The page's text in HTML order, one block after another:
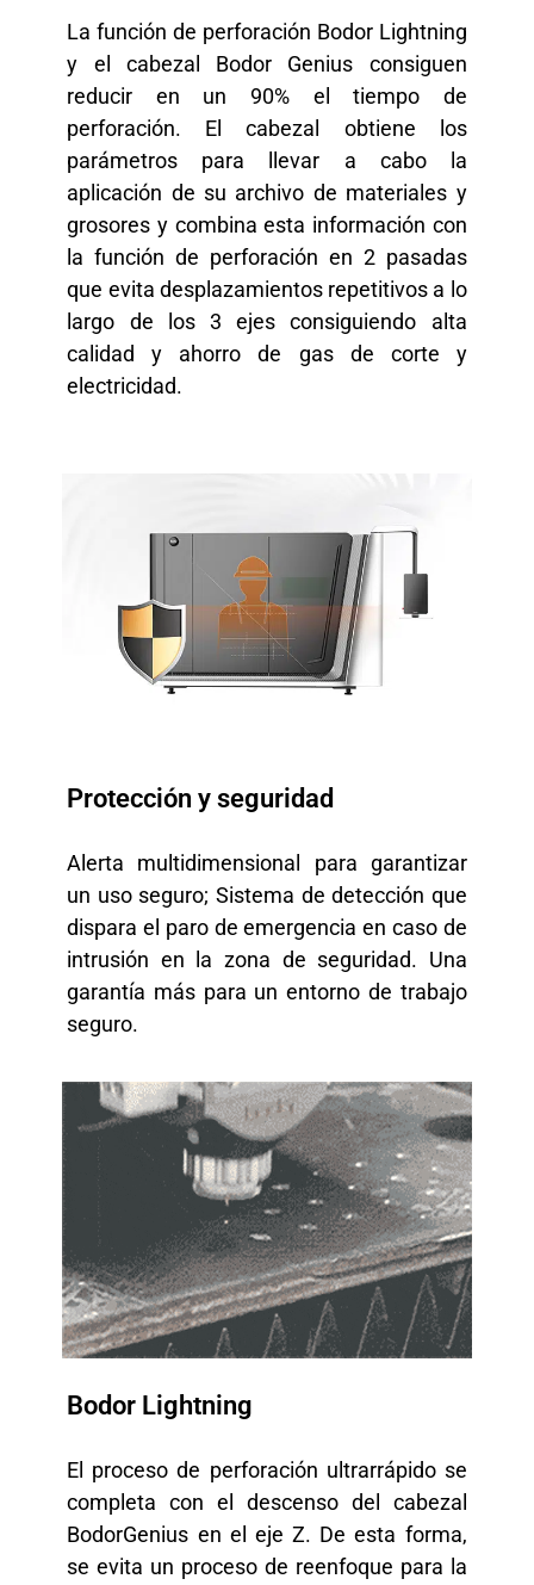
La función de perforación Bodor Lightning
y el cabezal Bodor Genius consiguen
reducir en un 90% el tiempo de
perforación. El cabezal obtiene los
parámetros para llevar a cabo la
aplicación de su archivo de materiales y
grosores y combina esta información con
la función de perforación en 2 pasadas
que evita desplazamientos repetitivos a lo
largo de los 3 ejes consiguiendo alta
calidad y ahorro de gas de corte y
electricidad.
Protección y seguridad
Alerta multidimensional para garantizar
un uso seguro; Sistema de detección que
dispara el paro de emergencia en caso de
intrusión en la zona de seguridad. Una
garantía más para un entorno de trabajo
seguro.
Bodor Lightning
El proceso de perforación ultrarrápido se
completa con el descenso del cabezal
BodorGenius en el eje Z. De esta forma,
se evita un proceso de reenfoque para la